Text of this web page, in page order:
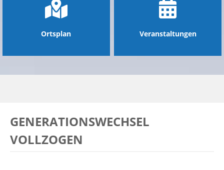
Ortsplan Veranstaltungen
GENERATIONSWECHSEL
VOLLZOGEN